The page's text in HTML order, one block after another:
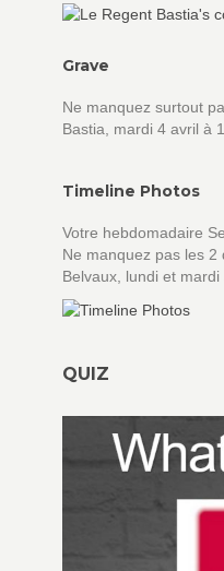
Grave
Ne manquez surtout
Bastia, mardi 4 avril à
Timeline Photos
Votre hebdomadaire
Ne manquez pas les
Belvaux, lundi et mardi
QUIZ